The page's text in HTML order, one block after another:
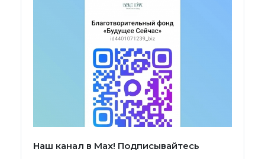
Наш канал в Мах! Подписывайтесь